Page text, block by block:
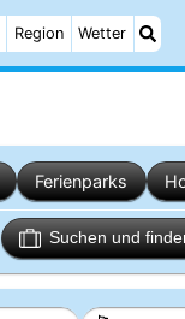
Region Wetter
Ferienparks
Suchen und